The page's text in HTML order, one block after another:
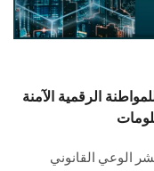
الرقمية الآمنة
الوعي القانوني